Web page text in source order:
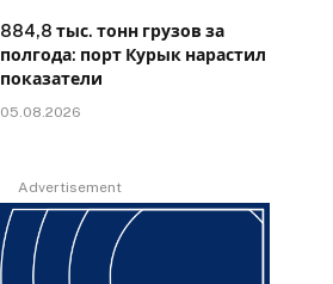
884,8 тыс. тонн грузов за
полгода: порт Курык нарастил
показатели
05.08.2026
Advertisement